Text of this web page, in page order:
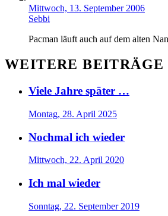
Mittwoch, 13. September 2006
Sebbi
Pacman läuft auch auf dem alten
WEITERE BEITRÄGE
Viele Jahre später …
Montag, 28. April 2025
Nochmal ich wieder
Mittwoch, 22. April 2020
Ich mal wieder
Sonntag, 22. September 2019